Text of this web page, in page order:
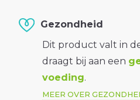
Gezondheid
Dit product valt in
draagt bij aan een
voeding.
MEER OVER